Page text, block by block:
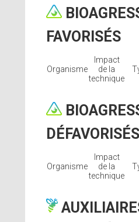
FAVORISÉS
Organisme
Impact
de la
technique
DÉFAVORISÉS
Organisme
Impact
de la
technique